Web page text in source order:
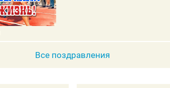
Все поздравления